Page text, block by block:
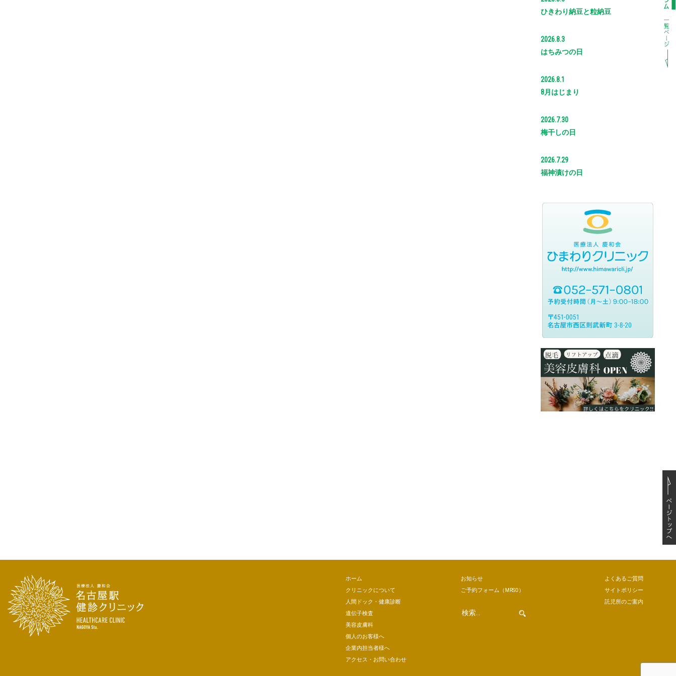
ひきわり納豆と粒納豆
2026.8.3
はちみつの日
2026.8.1
8月はじまり
2026.7.30
梅干しの日
2026.7.29
福神漬けの日
ホーム
クリニックについて
人間ドック・健康診断
遺伝子検査
美容皮膚科
個人のお客様へ
企業内担当者様へ
アクセス・お問い合わせ
お知らせ
ご予約フォーム （MRSO）
よくあるご質問
サイトポリシー
託児所のご案内